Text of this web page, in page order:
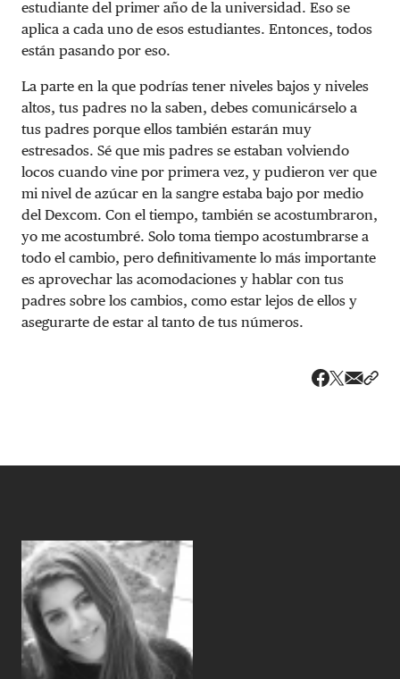
estudiante del primer año de la universidad. Eso se
aplica a cada uno de esos estudiantes. Entonces, todos
están pasando por eso.
La parte en la que podrías tener niveles bajos y niveles
altos, tus padres no la saben, debes comunicárselo a
tus padres porque ellos también estarán muy
estresados. Sé que mis padres se estaban volviendo
locos cuando vine por primera vez, y pudieron ver que
mi nivel de azúcar en la sangre estaba bajo por medio
del Dexcom. Con el tiempo, también se acostumbraron,
yo me acostumbré. Solo toma tiempo acostumbrarse a
todo el cambio, pero definitivamente lo más importante
es aprovechar las acomodaciones y hablar con tus
padres sobre los cambios, como estar lejos de ellos y
asegurarte de estar al tanto de tus números.